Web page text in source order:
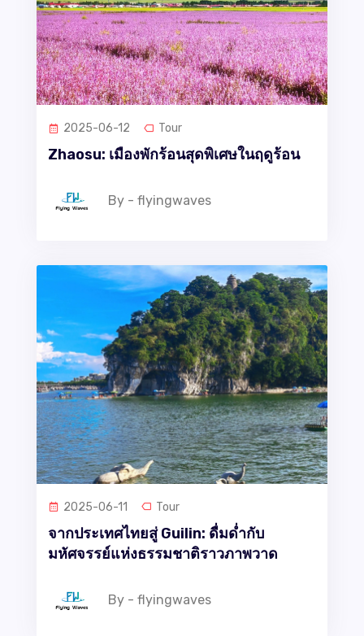
2025-06-12 Tour
Zhaosu: เมืองพักร้อนสุดพิเศษในฤดูร้อน
By - flyingwaves
2025-06-11 Tour
จากประเทศไทยสู่ Guilin: ดื่มด่ำกับ
มหัศจรรย์แห่งธรรมชาติราวภาพวาด
By - flyingwaves